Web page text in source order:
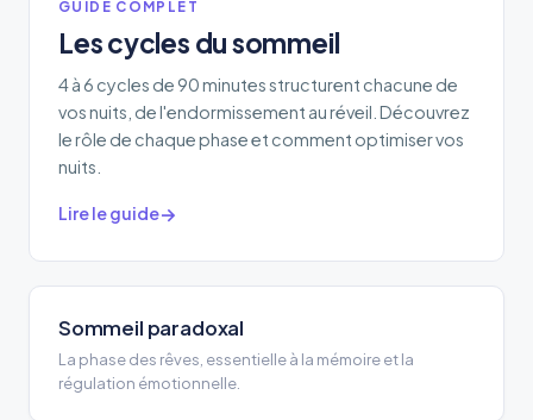
GUIDE COMPLET
Les cycles du sommeil
4 à 6 cycles de 90 minutes structurent chacune de
vos nuits, de l'endormissement au réveil. Découvrez
le rôle de chaque phase et comment optimiser vos
nuits.
Lire le guide
Sommeil paradoxal
La phase des rêves, essentielle à la mémoire et la
régulation émotionnelle.